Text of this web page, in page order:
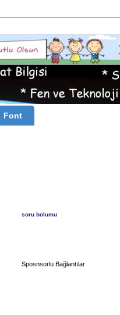
Font
soru bolumu
Sposnsorlu Bağlantılar